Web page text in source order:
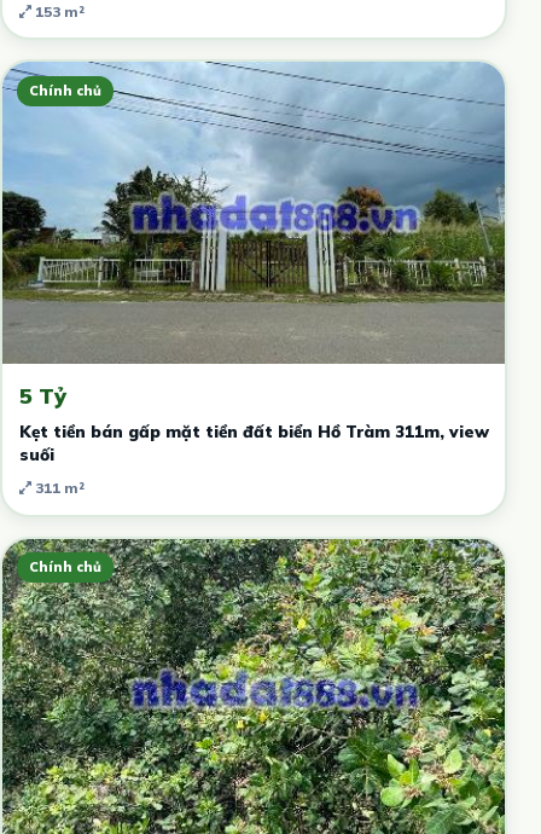
153 m²
Chính chủ
5 Tỷ
Kẹt tiền bán gấp mặt tiền đất biển Hồ Tràm 311m, view
suối
311 m²
Chính chủ